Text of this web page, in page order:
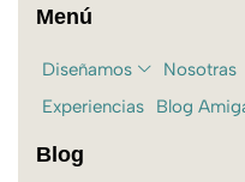
Menú
Diseñamos Nosotras
Experiencias
Blog
Blog